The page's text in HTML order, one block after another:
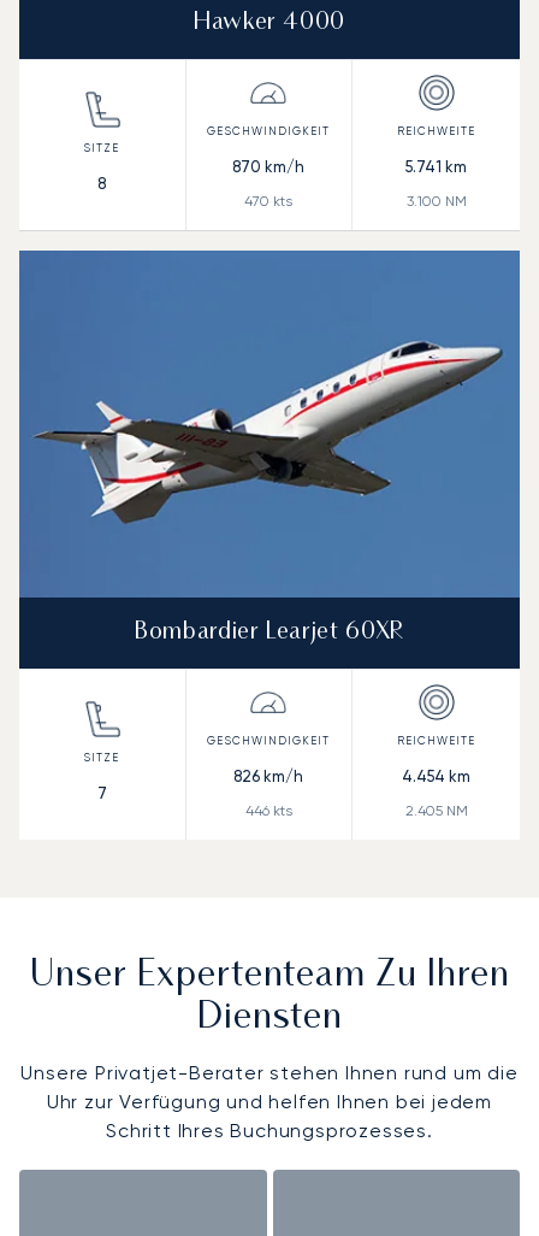
Hawker 4000
8
870 km/h
470 kts
5.741 km
3.100 NM
Bombardier Learjet 60XR
7
826 km/h
446kts
4.454 km
2.405NM
Unser Expertenteam Zu Ihren
Diensten
Unsere Privatjet-Berater stehen Ihnen rund um die
Uhr zur Verfügung und helfen Ihnen bei jedem
Schritt Ihres Buchungsprozesses.